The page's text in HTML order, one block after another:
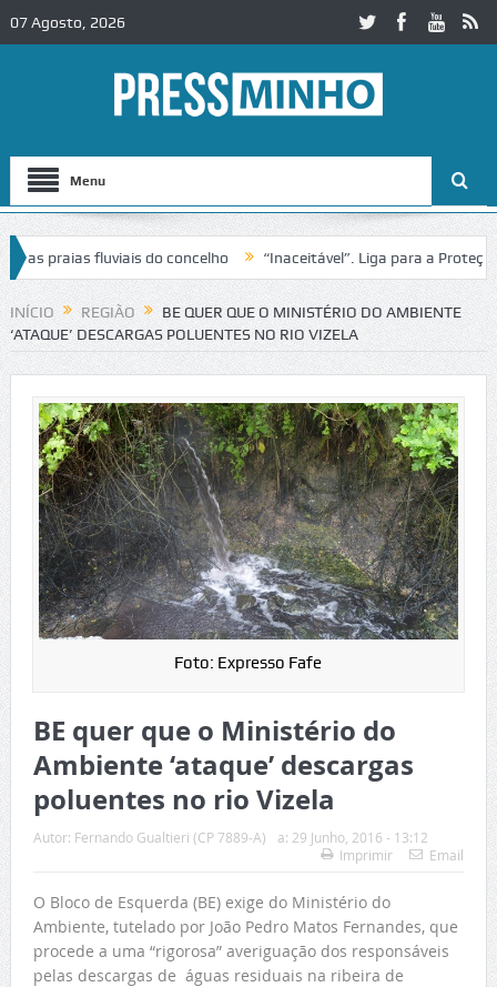
07 Agosto, 2026
Menu
praias fluviais do concelho “Inaceitável”. Liga para a Proteção da
INÍCIO REGIÃO
BE QUER QUE O MINISTÉRIO DO AMBIENTE
‘ATAQUE’ DESCARGAS POLUENTES NO RIO VIZELA
Foto: Expresso Fafe
BE quer que o Ministério do
Ambiente ‘ataque’ descargas
poluentes no rio Vizela
Autor: Fernando Gualtieri (CP 7889-A) a: 29 Junho, 2016 - 13:12
Imprimir
Email
O Bloco de Esquerda (BE) exige do Ministério do
Ambiente, tutelado por João Pedro Matos Fernandes, que
procede a uma “rigorosa” averiguação dos responsáveis
pelas descargas de águas residuais na ribeira de